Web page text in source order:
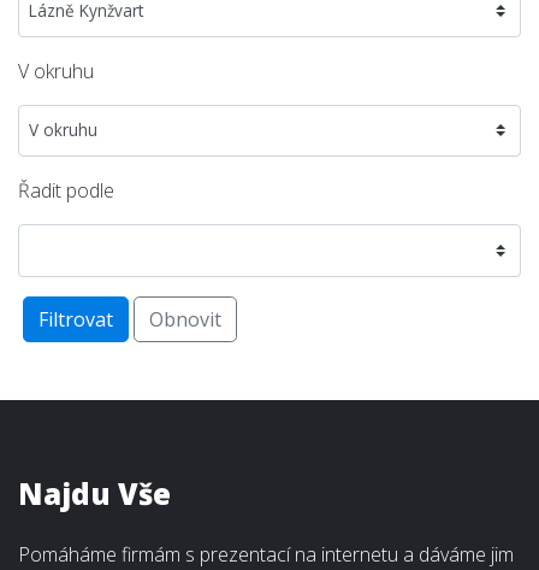
V okruhu
Řadit podle
Filtrovat Obnovit
Najdu Vše
Pomáháme firmám s prezentací na internetu a dáváme jim